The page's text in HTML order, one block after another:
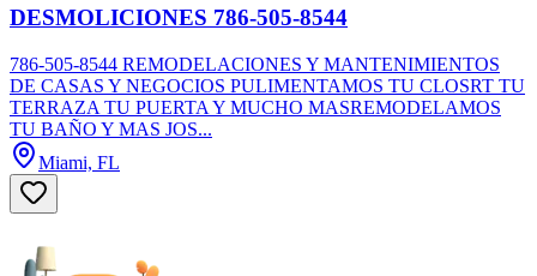
DESMOLICIONES 786-505-8544
786-505-8544 REMODELACIONES Y MANTENIMIENTOS
DE CASAS Y NEGOCIOS PULIMENTAMOS TU CLOSRT TU
TERRAZA TU PUERTA Y MUCHO MASREMODELAMOS
TU BAÑO Y MAS JOS...
Miami, FL